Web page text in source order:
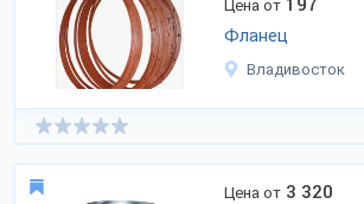
Цена от 197
Фланец
Владивосток
Цена от 3 320